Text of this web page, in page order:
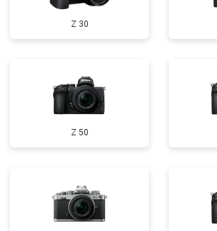
Z 30
Z 50